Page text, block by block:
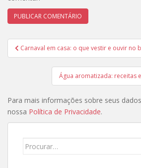
Navegação
de
Carnaval em casa: o que vestir e ouvir no
Água aromatizada: receitas
Para mais informações sobre seus
nossa Política de Privacidade.
Search